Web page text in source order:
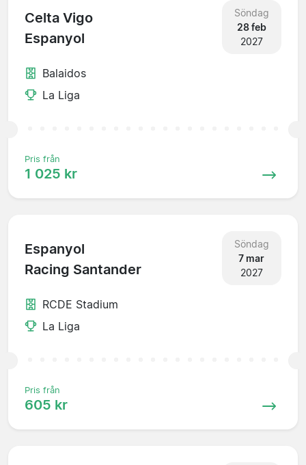
Celta Vigo
Espanyol
Söndag
28 feb
2027
Balaidos
La Liga
Pris från
1 025 kr
Espanyol
Racing Santander
Söndag
7 mar
2027
RCDE Stadium
La Liga
Pris från
605 kr